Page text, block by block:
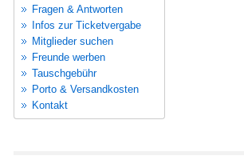
Fragen & Antworten
Infos zur Ticketvergabe
Mitglieder suchen
Freunde werben
Tauschgebühr
Porto & Versandkosten
Kontakt